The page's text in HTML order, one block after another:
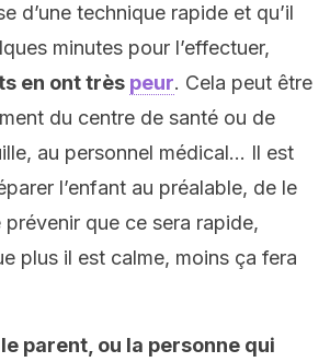
d’une technique rapide et qu’il
minutes pour l’effectuer,
en ont très peur. Cela peut être
du centre de santé ou de
au personnel médical… Il est
l’enfant au préalable, de le
prévenir que ce sera rapide,
plus il est calme, moins ça fera
parent, ou la personne qui